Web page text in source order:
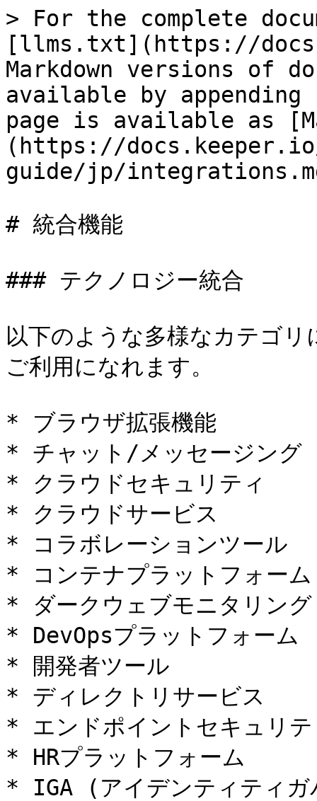
> For the complete
[llms.txt](https://
Markdown versions of
available by
page is available as
(https://
guide/jp/
# 統合機能
### テクノロジー統合
以下のような多様なカテゴ
ご利用になれます。
* ブラウザ拡張機能
* チャット/メッセージング
* クラウドセキュリティ
* クラウドサービス
* コラボレーションツール
* コンテナプラットフォーム
* ダークウェブモニタリング
* DevOpsプラットフォーム
* 開発者ツール
* ディレクトリサービス
* エンドポイントセキュリ
* HRプラットフォーム
* IGA (アイデンティティガ